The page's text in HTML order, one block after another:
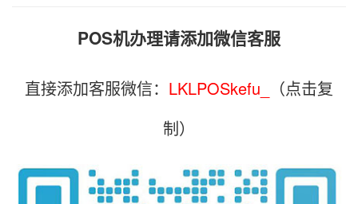
POS机办理请添加微信客服
直接添加客服微信： LKLPOSkefu_
（点击复
制）